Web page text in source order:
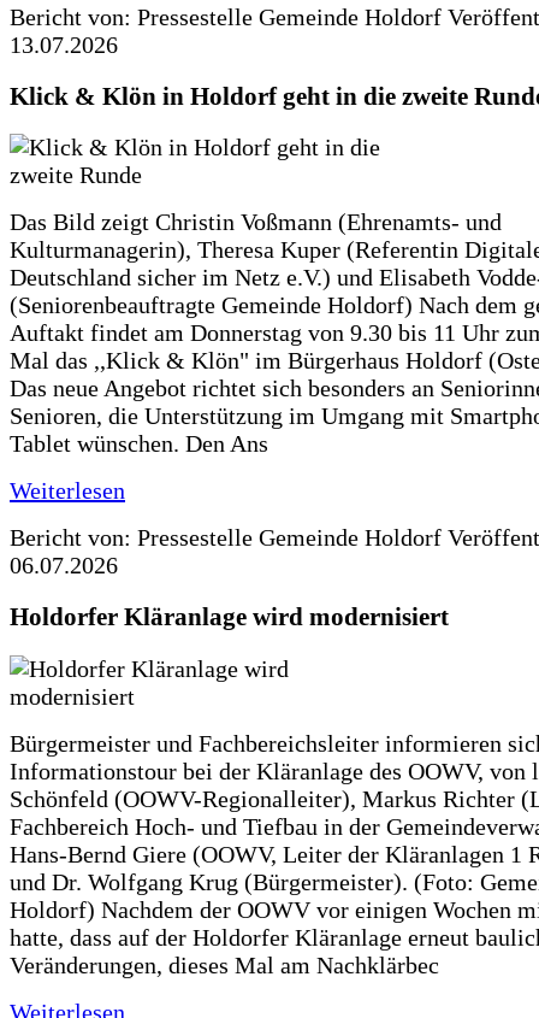
Bericht von: Pressestelle Gemeinde Holdorf
13.07.2026
Klick & Klön in Holdorf geht in die zweite
Das Bild zeigt Christin Voßmann (Ehrenamts- und
Kulturmanagerin), Theresa Kuper (Referentin
Deutschland sicher im Netz e.V.) und Elisabeth
(Seniorenbeauftragte Gemeinde Holdorf) Nach dem
Auftakt findet am Donnerstag von 9.30 bis 11 Uhr
Mal das ,,Klick & Klön" im Bürgerhaus Holdorf
Das neue Angebot richtet sich besonders an
Senioren, die Unterstützung im Umgang mit
Tablet wünschen. Den Ans
Weiterlesen
Bericht von: Pressestelle Gemeinde Holdorf
06.07.2026
Holdorfer Kläranlage wird modernisiert
Bürgermeister und Fachbereichsleiter informieren
Informationstour bei der Kläranlage des OOWV, von
Schönfeld (OOWV-Regionalleiter), Markus Richter
Fachbereich Hoch- und Tiefbau in der
Hans-Bernd Giere (OOWV, Leiter der Kläranlagen 1
und Dr. Wolfgang Krug (Bürgermeister). (Foto:
Holdorf) Nachdem der OOWV vor einigen Wochen
hatte, dass auf der Holdorfer Kläranlage erneut
Veränderungen, dieses Mal am Nachklärbec
Weiterlesen